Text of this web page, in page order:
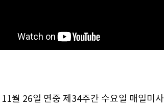
월 26일 연중 제34주간 수요일 매일미사